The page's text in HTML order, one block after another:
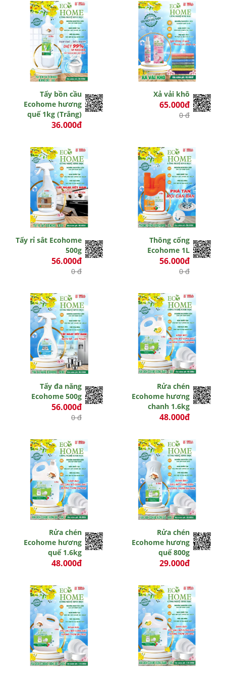
Tẩy bồn cầu
Ecohome hương
quế 1kg (Trắng)
36.000đ
Xả vải khô
65.000đ
0 đ
Tẩy rỉ sắt Ecohome
500g
56.000đ
0 đ
Thông cống
Ecohome 1L
56.000đ
0 đ
Tẩy đa năng
Ecohome 500g
56.000đ
0 đ
Rửa chén
Ecohome hương
chanh 1.6kg
48.000đ
Rửa chén
Ecohome hương
quế 1.6kg
48.000đ
Rửa chén
Ecohome hương
quế 800g
29.000đ